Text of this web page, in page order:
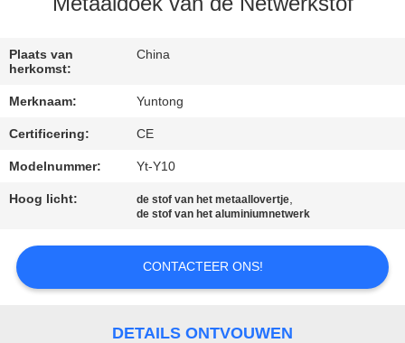
VERZOEK
OM EEN
CITAAT
SITEMAP
Plaats van
herkomst:
China
Merknaam: Yuntong
Certificering: CE
Modelnummer: Yt-Y10
Hoog licht: de stof van het metaallovertje,
de stof van het aluminiumnetwerk
CONTACTEER ONS!
DETAILS ONTVOUWEN